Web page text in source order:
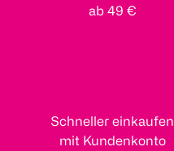
ab 49 €
Schneller einkaufen
mit Kundenkonto